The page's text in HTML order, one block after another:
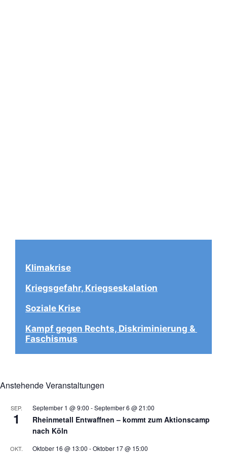
Klimakrise
Kriegsgefahr, Kriegseskalation
Soziale Krise
Kampf gegen Rechts, Diskriminierung &
Faschismus
Anstehende Veranstaltungen
SEP.
1
September 1 @ 9:00 -September 6 @ 21:00
Rheinmetall Entwaffnen – kommt zum Aktionscamp
nach Köln
OKT. Oktober 16 @ 13:00 -Oktober 17 @ 15:00